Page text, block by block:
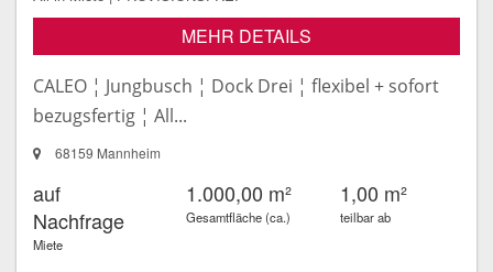
MEHR DETAILS
CALEO ¦ Jungbusch ¦ Dock Drei ¦ flexibel + sofort
bezugsfertig ¦ All...
68159 Mannheim
auf
Nachfrage
Miete
1.000,00 m²
Gesamtfläche (ca.)
1,00 m²
teilbar ab